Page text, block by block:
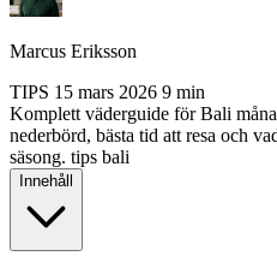
Marcus Eriksson
TIPS 15 mars 2026 9 min
Komplett väderguide för Bali
nederbörd, bästa tid att resa och
säsong. tips bali
Innehåll